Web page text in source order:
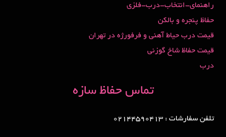
راهنمای-انتخاب-درب-فلزی
حفاظ پنجره و بالکن
قیمت درب حیاط آهنی و فرفورژه در تهران
قیمت حفاظ شاخ گوزنی
درب
تماس حفاظ سازه
تلفن سفارشات : 02144590413